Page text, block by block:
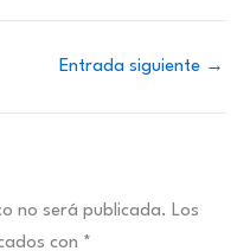
Entrada siguiente →
no será publicada. Los
con *